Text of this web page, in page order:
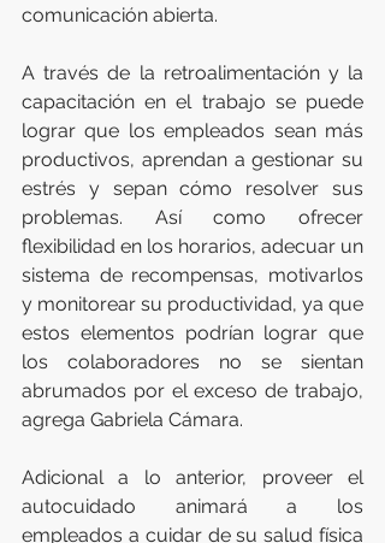
comunicación abierta.
A través de la retroalimentación y la
capacitación en el trabajo se puede
lograr que los empleados sean más
productivos, aprendan a gestionar su
estrés y sepan cómo resolver sus
problemas. Así como ofrecer
flexibilidad en los horarios, adecuar un
sistema de recompensas, motivarlos
y monitorear su productividad, ya que
estos elementos podrían lograr que
los colaboradores no se sientan
abrumados por el exceso de trabajo,
agrega Gabriela Cámara.
Adicional a lo anterior, proveer el
autocuidado animará a los
empleados a cuidar de su salud física